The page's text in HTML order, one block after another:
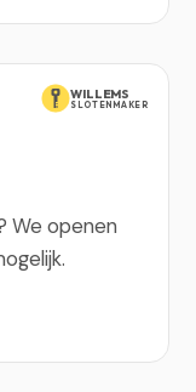
WILLEMS
SLOTENMAKER
We openen